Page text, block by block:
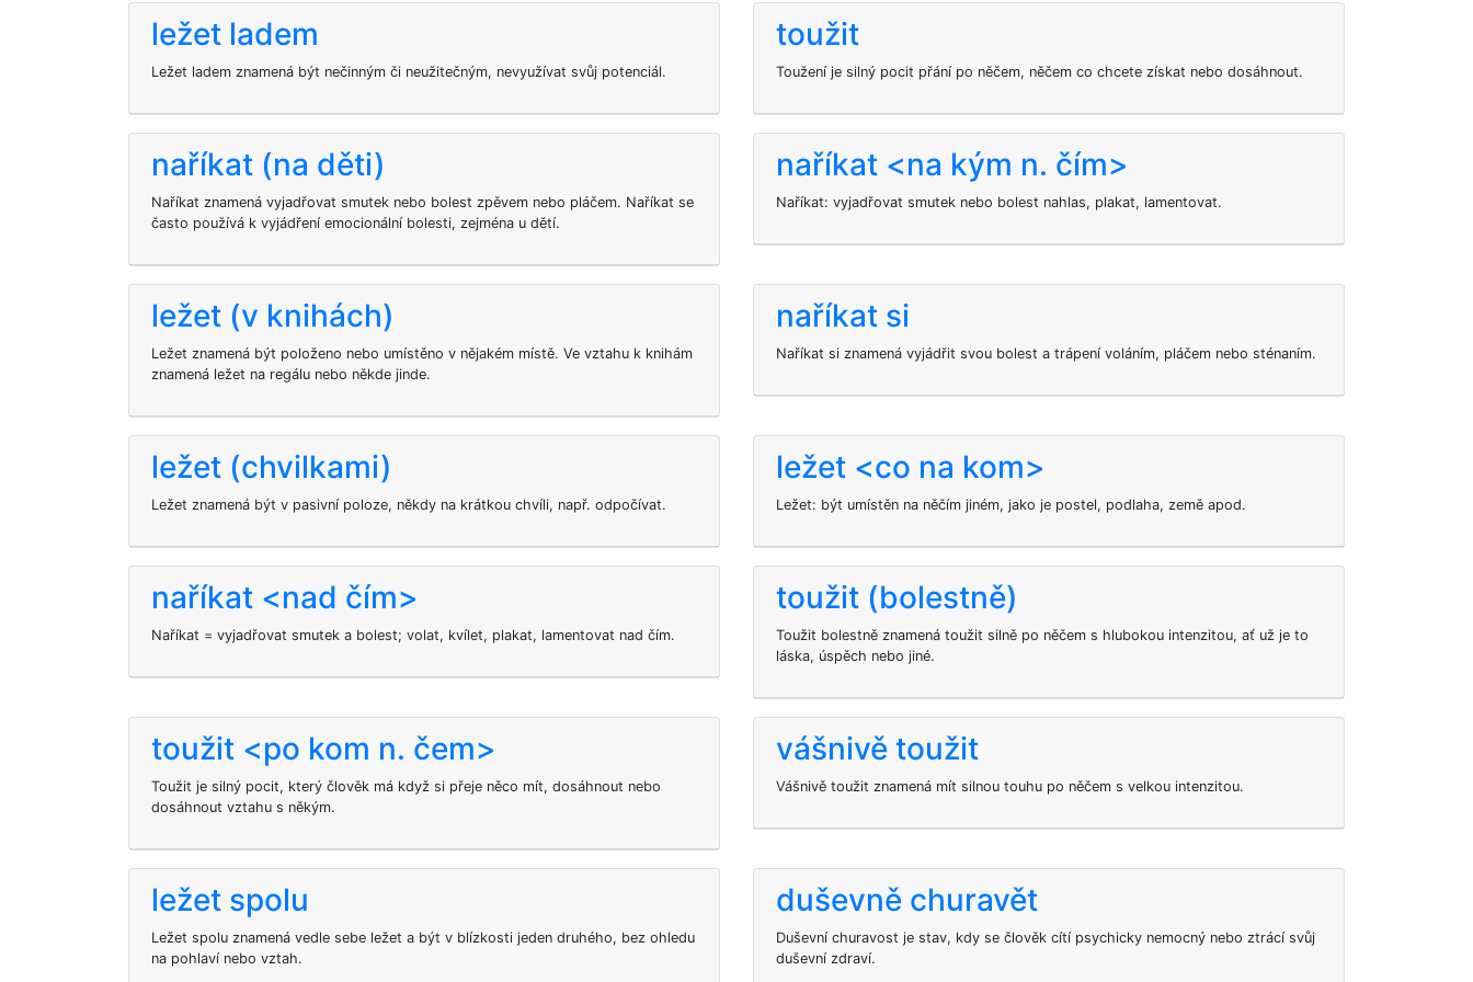
ležet ladem
Ležet ladem znamená být nečinným či neužitečným, nevyužívat svůj potenciál.
toužit
Toužení je silný pocit přání po něčem, něčem co chcete získat nebo dosáhnout.
naříkat (na děti)
Naříkat znamená vyjadřovat smutek nebo bolest zpěvem nebo pláčem. Naříkat se
často používá k vyjádření emocionální bolesti, zejména u dětí.
naříkat <na kým n. čím>
Naříkat: vyjadřovat smutek nebo bolest nahlas, plakat, lamentovat.
ležet (v knihách)
Ležet znamená být položeno nebo umístěno v nějakém místě. Ve vztahu k knihám
znamená ležet na regálu nebo někde jinde.
naříkat si
Naříkat si znamená vyjádřit svou bolest a trápení voláním, pláčem nebo sténaním.
ležet (chvilkami)
Ležet znamená být v pasivní poloze, někdy na krátkou chvíli, např. odpočívat.
ležet <co na kom>
Ležet: být umístěn na něčím jiném, jako je postel, podlaha, země apod.
naříkat <nad čím>
Naříkat = vyjadřovat smutek a bolest; volat, kvílet, plakat, lamentovat nad čím.
toužit (bolestně)
Toužit bolestně znamená toužit silně po něčem s hlubokou intenzitou, ať už je to
láska, úspěch nebo jiné.
toužit <po kom n. čem>
Toužit je silný pocit, který člověk má když si přeje něco mít, dosáhnout nebo
dosáhnout vztahu s někým.
vášnivě toužit
Vášnivě toužit znamená mít silnou touhu po něčem s velkou intenzitou.
ležet spolu
Ležet spolu znamená vedle sebe ležet a být v blízkosti jeden druhého, bez ohledu
na pohlaví nebo vztah.
duševně churavět
Duševní churavost je stav, kdy se člověk cítí psychicky nemocný nebo ztrácí svůj
duševní zdraví.